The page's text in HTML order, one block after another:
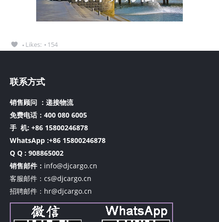
Likes: 154
联系方式
销售顾问 ：递接物流
免费电话：400 080 6005
手 机: +86 15800246878
WhatsApp :+86 15800246878
Q Q : 908865002
销售邮件： info@djcargo.cn
客服邮件：cs@djcargo.cn
招聘邮件：hr@djcargo.cn